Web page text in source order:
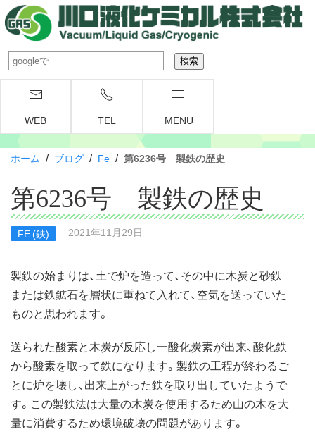
WEB TEL MENU
ホーム / ブログ / Fe / 第6236号 製鉄の歴史
第6236号 製鉄の歴史
FE (鉄) 2021年11月29日
製鉄の始まりは、土で炉を造って、その中に木炭と砂鉄
または鉄鉱石を層状に重ねて入れて、空気を送っていた
ものと思われます。
送られた酸素と木炭が反応し一酸化炭素が出来、酸化鉄
から酸素を取って鉄になります。製鉄の工程が終わるご
とに炉を壊し、出来上がった鉄を取り出していたようで
す。この製鉄法は大量の木炭を使用するため山の木を大
量に消費するため環境破壊の問題があります。